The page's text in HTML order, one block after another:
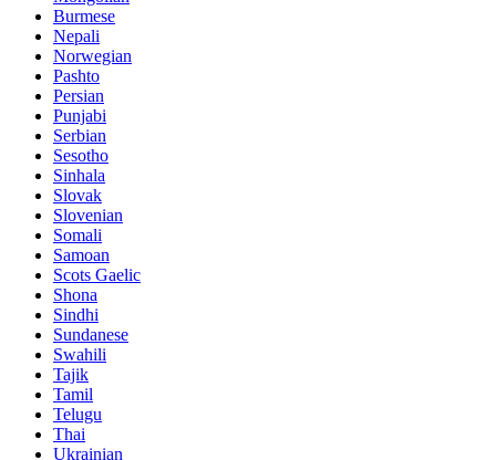
Burmese
Nepali
Norwegian
Pashto
Persian
Punjabi
Serbian
Sesotho
Sinhala
Slovak
Slovenian
Somali
Samoan
Scots Gaelic
Shona
Sindhi
Sundanese
Swahili
Tajik
Tamil
Telugu
Thai
Ukrainian